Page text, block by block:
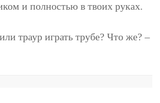
и полностью в твоих руках.
траур играть трубе? Что же? –